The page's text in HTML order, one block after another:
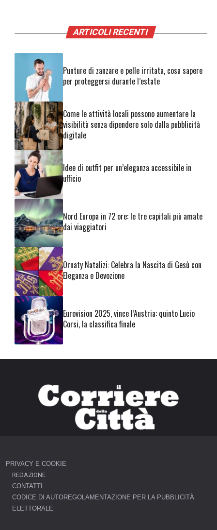
ARTICOLI RECENTI
Punture di zanzare e pelle irritata, cosa sapere
per proteggersi durante l’estate
Come le attività locali possono aumentare la
visibilità senza dipendere solo dalla pubblicità
digitale
Idee di outfit per un’eleganza accessibile in
ufficio
Nord Europa in 72 ore: le tre capitali più amate
dai viaggiatori
Ornaty Natalizi: Celebra la Nascita di Gesù con
Eleganza e Devozione
Eurovision 2025, vince l’Austria: quinto Lucio
Corsi, la classifica finale
PRIVACY E COOKIE
REDAZIONE
CONTATTI
CODICE DI AUTOREGOLAMENTAZIONE PER LA PUBBLICITÀ
ELETTORALE